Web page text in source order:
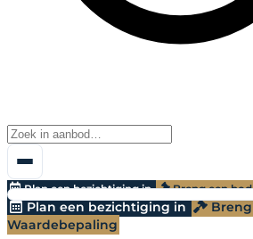
Plan een bezichtiging in Breng een
Plan een bezichtiging in
Waardebepaling